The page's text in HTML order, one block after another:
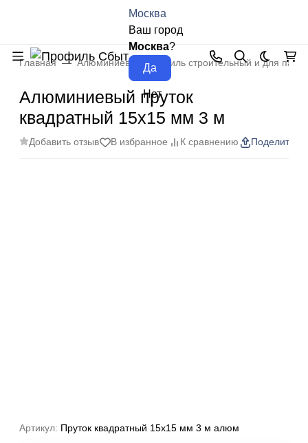
Москва
Ваш город
Москва?
Темная
Главная Алюминиевый профиль строительный и для
Алюминиевый пруток
квадратный 15х15 мм 3 м
Добавить отзыв В избранное К сравнению Поделиться
Артикул: Пруток квадратный 15х15 мм 3 м алюм